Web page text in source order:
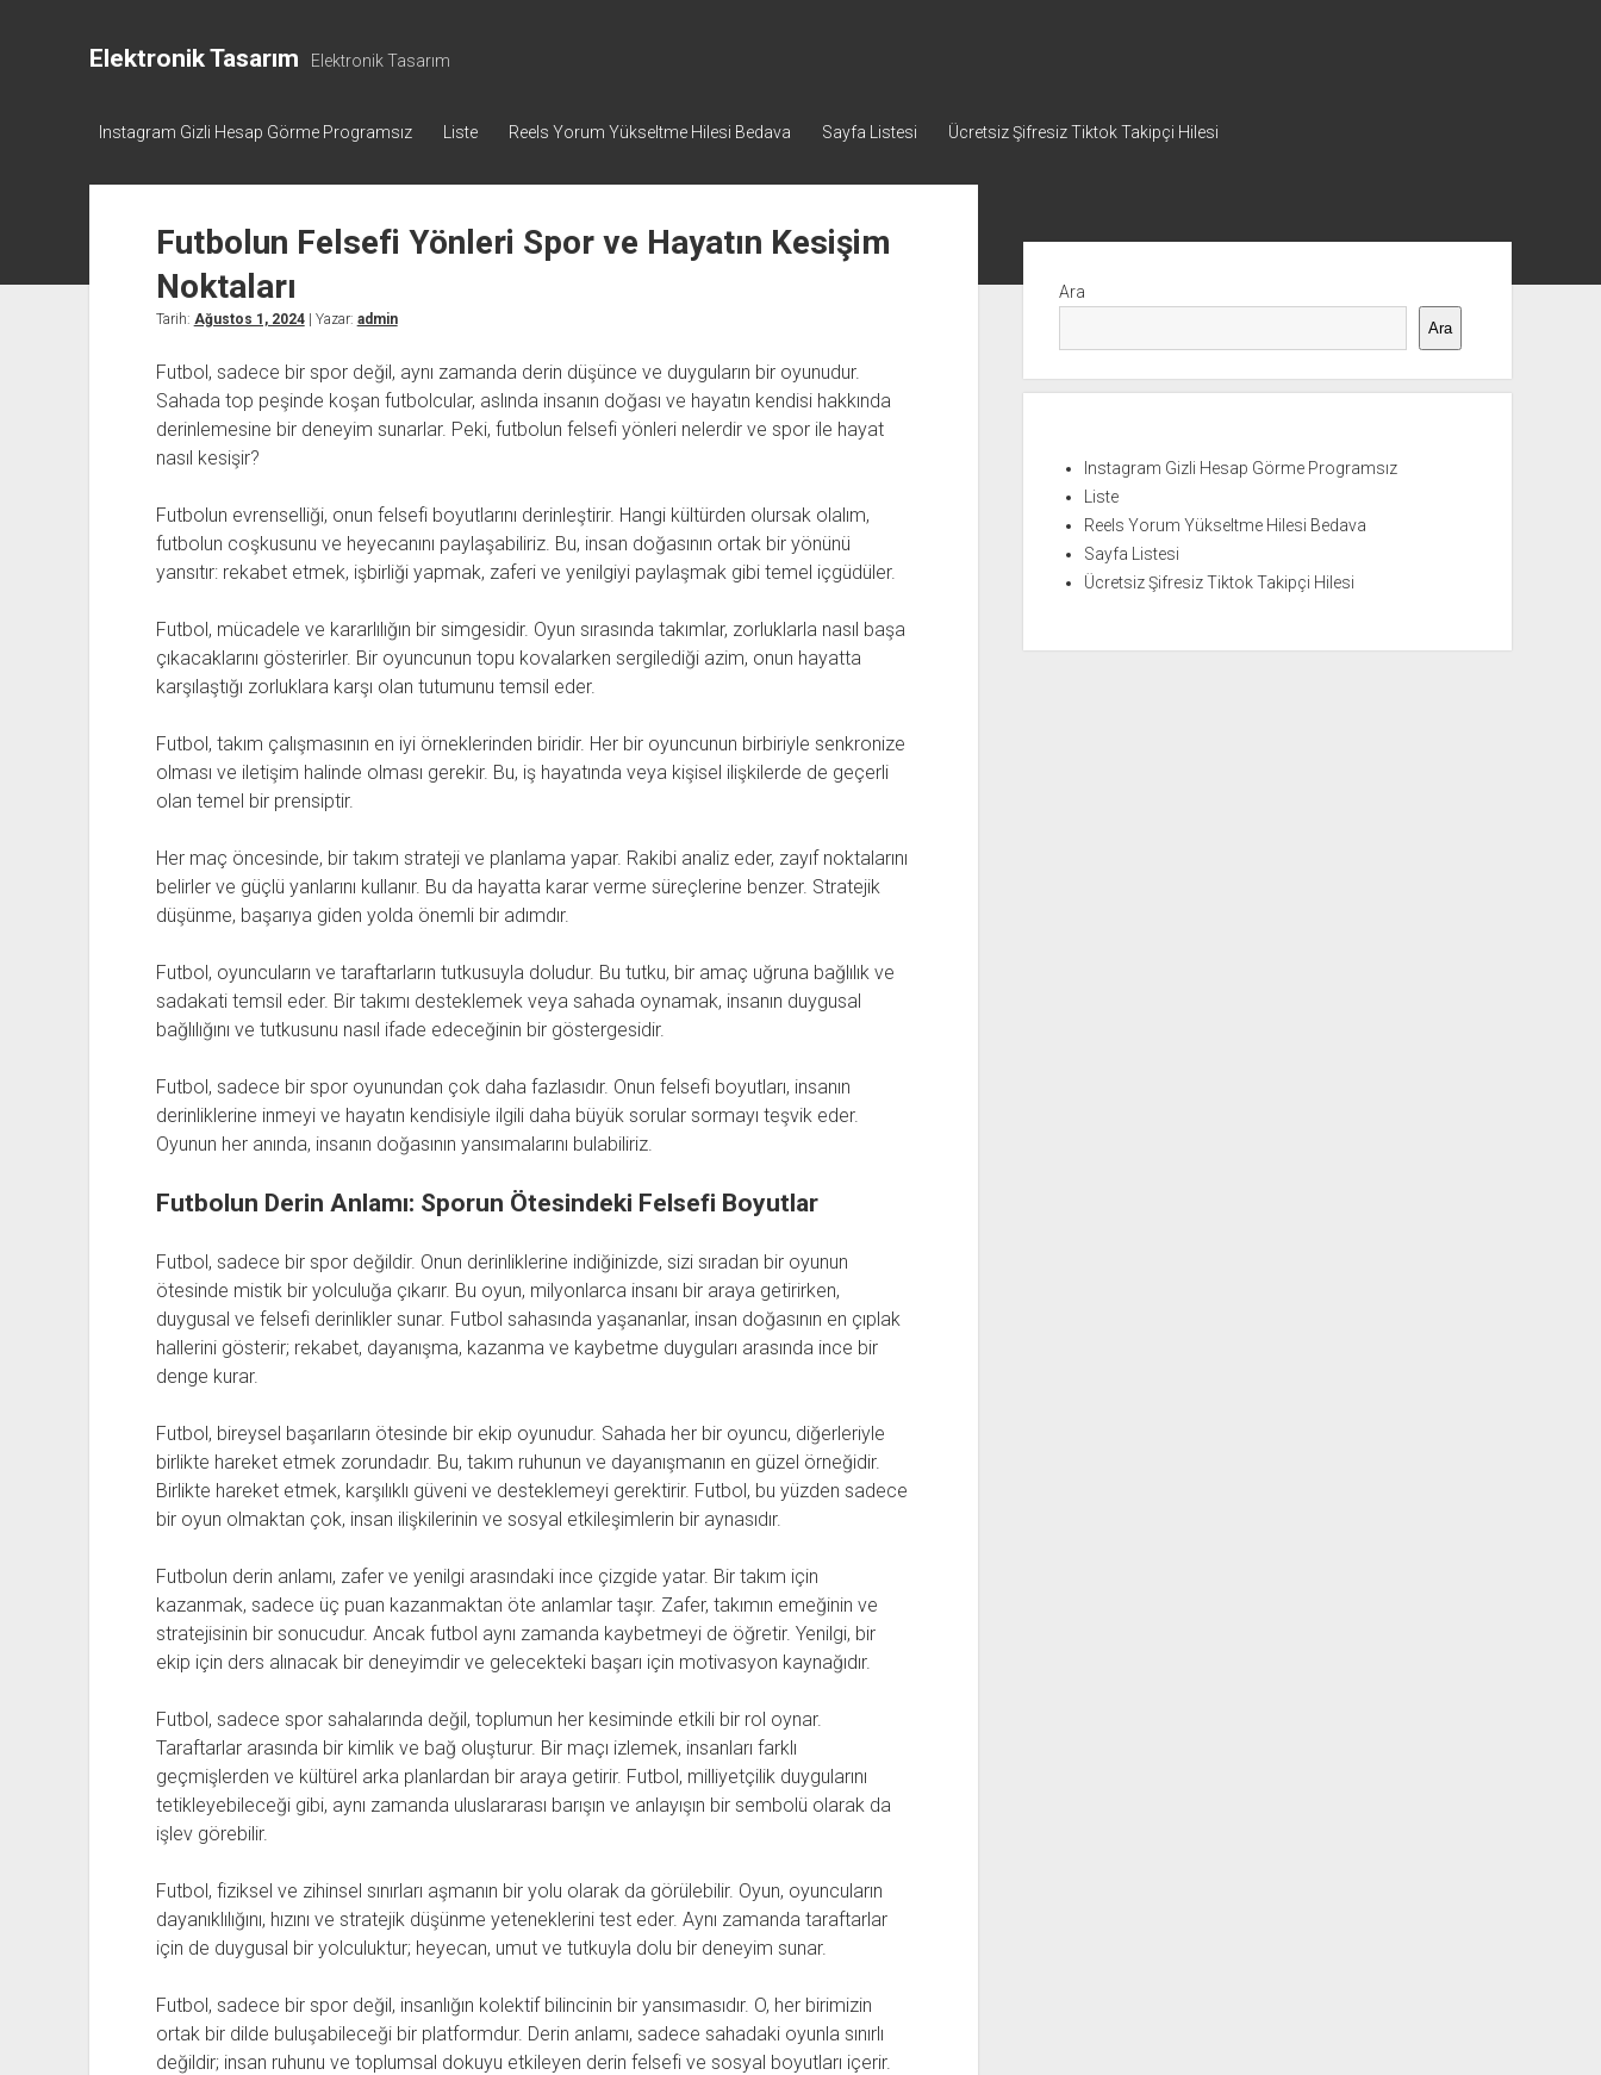
Elektronik Tasarım Elektronik Tasarım
Instagram Gizli Hesap Görme Programsız Liste Reels Yorum Yükseltme Hilesi Bedava Sayfa Listesi Ücretsiz Şifresiz Tiktok Takipçi Hilesi
Futbolun Felsefi Yönleri Spor ve Hayatın Kesişim
Noktaları
Tarih: Ağustos 1, 2024| Yazar: admin
Futbol, sadece bir spor değil, aynı zamanda derin düşünce ve duyguların bir oyunudur.
Sahada top peşinde koşan futbolcular, aslında insanın doğası ve hayatın kendisi hakkında
derinlemesine bir deneyim sunarlar. Peki, futbolun felsefi yönleri nelerdir ve spor ile hayat
nasıl kesişir?
Futbolun evrenselliği, onun felsefi boyutlarını derinleştirir. Hangi kültürden olursak olalım,
futbolun coşkusunu ve heyecanını paylaşabiliriz. Bu, insan doğasının ortak bir yönünü
yansıtır: rekabet etmek, işbirliği yapmak, zaferi ve yenilgiyi paylaşmak gibi temel içgüdüler.
Futbol, mücadele ve kararlılığın bir simgesidir. Oyun sırasında takımlar, zorluklarla nasıl başa
çıkacaklarını gösterirler. Bir oyuncunun topu kovalarken sergilediği azim, onun hayatta
karşılaştığı zorluklara karşı olan tutumunu temsil eder.
Futbol, takım çalışmasının en iyi örneklerinden biridir. Her bir oyuncunun birbiriyle senkronize
olması ve iletişim halinde olması gerekir. Bu, iş hayatında veya kişisel ilişkilerde de geçerli
olan temel bir prensiptir.
Her maç öncesinde, bir takım strateji ve planlama yapar. Rakibi analiz eder, zayıf noktalarını
belirler ve güçlü yanlarını kullanır. Bu da hayatta karar verme süreçlerine benzer. Stratejik
düşünme, başarıya giden yolda önemli bir adımdır.
Futbol, oyuncuların ve taraftarların tutkusuyla doludur. Bu tutku, bir amaç uğruna bağlılık ve
sadakati temsil eder. Bir takımı desteklemek veya sahada oynamak, insanın duygusal
bağlılığını ve tutkusunu nasıl ifade edeceğinin bir göstergesidir.
Futbol, sadece bir spor oyunundan çok daha fazlasıdır. Onun felsefi boyutları, insanın
derinliklerine inmeyi ve hayatın kendisiyle ilgili daha büyük sorular sormayı teşvik eder.
Oyunun her anında, insanın doğasının yansımalarını bulabiliriz.
Futbolun Derin Anlamı: Sporun Ötesindeki Felsefi Boyutlar
Futbol, sadece bir spor değildir. Onun derinliklerine indiğinizde, sizi sıradan bir oyunun
ötesinde mistik bir yolculuğa çıkarır. Bu oyun, milyonlarca insanı bir araya getirirken,
duygusal ve felsefi derinlikler sunar. Futbol sahasında yaşananlar, insan doğasının en çıplak
hallerini gösterir; rekabet, dayanışma, kazanma ve kaybetme duyguları arasında ince bir
denge kurar.
Futbol, bireysel başarıların ötesinde bir ekip oyunudur. Sahada her bir oyuncu, diğerleriyle
birlikte hareket etmek zorundadır. Bu, takım ruhunun ve dayanışmanın en güzel örneğidir.
Birlikte hareket etmek, karşılıklı güveni ve desteklemeyi gerektirir. Futbol, bu yüzden sadece
bir oyun olmaktan çok, insan ilişkilerinin ve sosyal etkileşimlerin bir aynasıdır.
Futbolun derin anlamı, zafer ve yenilgi arasındaki ince çizgide yatar. Bir takım için
kazanmak, sadece üç puan kazanmaktan öte anlamlar taşır. Zafer, takımın emeğinin ve
stratejisinin bir sonucudur. Ancak futbol aynı zamanda kaybetmeyi de öğretir. Yenilgi, bir
ekip için ders alınacak bir deneyimdir ve gelecekteki başarı için motivasyon kaynağıdır.
Futbol, sadece spor sahalarında değil, toplumun her kesiminde etkili bir rol oynar.
Taraftarlar arasında bir kimlik ve bağ oluşturur. Bir maçı izlemek, insanları farklı
geçmişlerden ve kültürel arka planlardan bir araya getirir. Futbol, milliyetçilik duygularını
tetikleyebileceği gibi, aynı zamanda uluslararası barışın ve anlayışın bir sembolü olarak da
işlev görebilir.
Futbol, fiziksel ve zihinsel sınırları aşmanın bir yolu olarak da görülebilir. Oyun, oyuncuların
dayanıklılığını, hızını ve stratejik düşünme yeteneklerini test eder. Aynı zamanda taraftarlar
için de duygusal bir yolculuktur; heyecan, umut ve tutkuyla dolu bir deneyim sunar.
Futbol, sadece bir spor değil, insanlığın kolektif bilincinin bir yansımasıdır. O, her birimizin
ortak bir dilde buluşabileceği bir platformdur. Derin anlamı, sadece sahadaki oyunla sınırlı
değildir; insan ruhunu ve toplumsal dokuyu etkileyen derin felsefi ve sosyal boyutları içerir.
Menü
Ara
Ara
Instagram Gizli Hesap Görme Programsız
Liste
Reels Yorum Yükseltme Hilesi Bedava
Sayfa Listesi
Ücretsiz Şifresiz Tiktok Takipçi Hilesi